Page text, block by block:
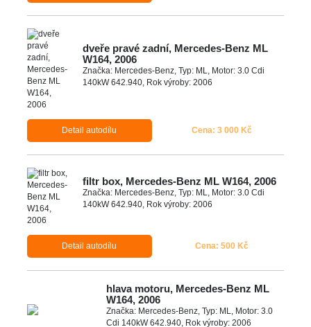
dveře pravé zadní, Mercedes-Benz ML
W164, 2006
Značka: Mercedes-Benz, Typ: ML, Motor: 3.0 Cdi
140kW 642.940, Rok výroby: 2006
Detail autodílu Cena: 3 000 Kč
filtr box, Mercedes-Benz ML W164, 2006
Značka: Mercedes-Benz, Typ: ML, Motor: 3.0 Cdi
140kW 642.940, Rok výroby: 2006
Detail autodílu Cena: 500 Kč
hlava motoru, Mercedes-Benz ML
W164, 2006
Značka: Mercedes-Benz, Typ: ML, Motor: 3.0
Cdi 140kW 642.940, Rok výroby: 2006